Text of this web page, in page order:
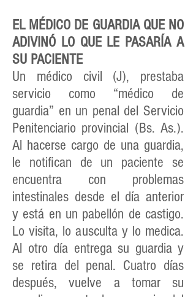
EL MÉDICO DE GUARDIA QUE NO
ADIVINÓ LO QUE LE PASARÍA A
SU PACIENTE
Un médico civil (J), prestaba
servicio como “médico de
guardia” en un penal del Servicio
Penitenciario provincial (Bs. As.).
Al hacerse cargo de una guardia,
le notifican de un paciente se
encuentra con problemas
intestinales desde el día anterior
y está en un pabellón de castigo.
Lo visita, lo ausculta y lo medica.
Al otro día entrega su guardia y
se retira del penal. Cuatro días
después, vuelve a tomar su